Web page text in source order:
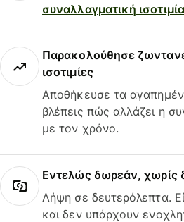
συναλλαγματική ισοτιμία
Παρακολούθησε
ισοτιμίες
Αποθήκευσε τα
βλέπεις πώς αλλάζει η
με τον χρόνο.
Εντελώς δωρεάν, χωρίς
Λήψη σε δευτερόλεπτα.
και δεν υπάρχουν